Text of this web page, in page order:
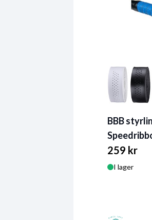
BBB
259 kr
I lager